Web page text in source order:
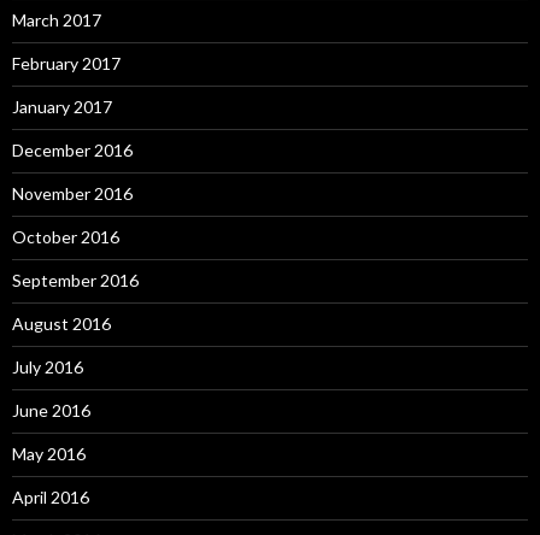
March 2017
February 2017
January 2017
December 2016
November 2016
October 2016
September 2016
August 2016
July 2016
June 2016
May 2016
April 2016